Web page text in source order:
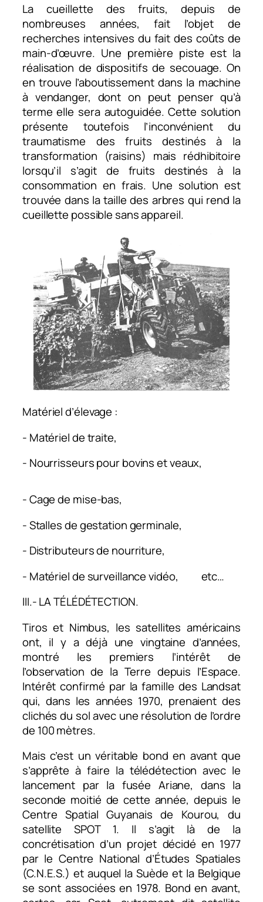
La cueillette des fruits, depuis de
nombreuses années, fait l’objet de
recherches intensives du fait des coûts de
main-d’œuvre. Une première piste est la
réalisation de dispositifs de secouage. On
en trouve l’aboutissement dans la machine
à vendanger, dont on peut penser qu’à
terme elle sera autoguidée. Cette solution
présente toutefois l’inconvénient du
traumatisme des fruits destinés à la
transformation (raisins) mais rédhibitoire
lorsqu’il s’agit de fruits destinés à la
consommation en frais. Une solution est
trouvée dans la taille des arbres qui rend la
cueillette possible sans appareil.
Matériel d’élevage :
- Matériel de traite,
- Nourrisseurs pour bovins et veaux,
- Cage de mise-bas,
- Stalles de gestation germinale,
- Distributeurs de nourriture,
- Matériel de surveillance vidéo, etc…
III.- LA TÉLÉDÉTECTION.
Tiros et Nimbus, les satellites américains
ont, il y a déjà une vingtaine d’années,
montré les premiers l’intérêt de
l’observation de la Terre depuis l’Espace.
Intérêt confirmé par la famille des Landsat
qui, dans les années 1970, prenaient des
clichés du sol avec une résolution de l’ordre
de 100 mètres.
Mais c’est un véritable bond en avant que
s’apprête à faire la télédétection avec le
lancement par la fusée Ariane, dans la
seconde moitié de cette année, depuis le
Centre Spatial Guyanais de Kourou, du
satellite SPOT 1. Il s’agit là de la
concrétisation d’un projet décidé en 1977
par le Centre National d’Études Spatiales
(C.N.E.S.) et auquel la Suède et la Belgique
se sont associées en 1978. Bond en avant,